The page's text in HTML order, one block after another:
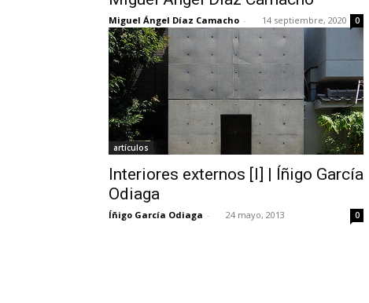
Miguel Ángel Díaz Camacho - 14 septiembre, 2020 0
artículos
Interiores externos [I] | Íñigo García
Odiaga
Íñigo García Odiaga - 24 mayo, 2013 0